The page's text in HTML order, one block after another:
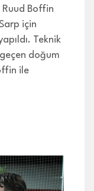
Boffin
için
Teknik
doğum
ile